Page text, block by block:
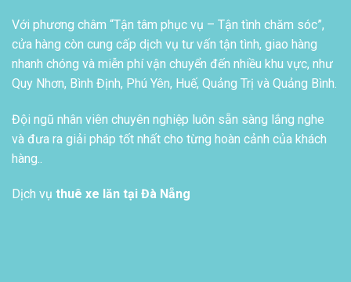
Với phương châm “Tận tâm phục vụ – Tận tình chăm sóc”,
cửa hàng còn cung cấp dịch vụ tư vấn tận tình, giao hàng
nhanh chóng và miễn phí vận chuyển đến nhiều khu vực, như
Quy Nhơn, Bình Định, Phú Yên, Huế, Quảng Trị và Quảng Bình.
Đội ngũ nhân viên chuyên nghiệp luôn sẵn sàng lắng nghe
và đưa ra giải pháp tốt nhất cho từng hoàn cảnh của khách
hàng..
Dịch vụ thuê xe lăn tại Đà Nẵng